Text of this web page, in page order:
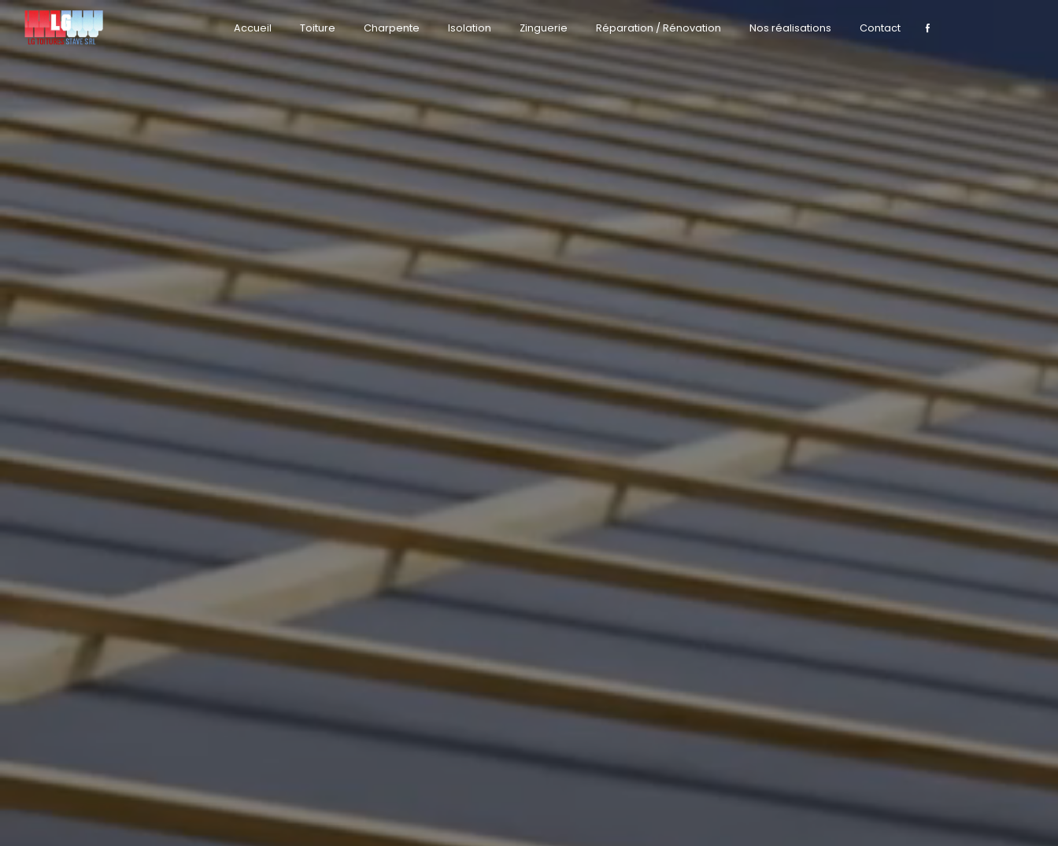
Accueil Toiture Charpente Isolation Zinguerie Réparation / Rénovation Nos réalisations Contact
Panneau de gestion des cookies